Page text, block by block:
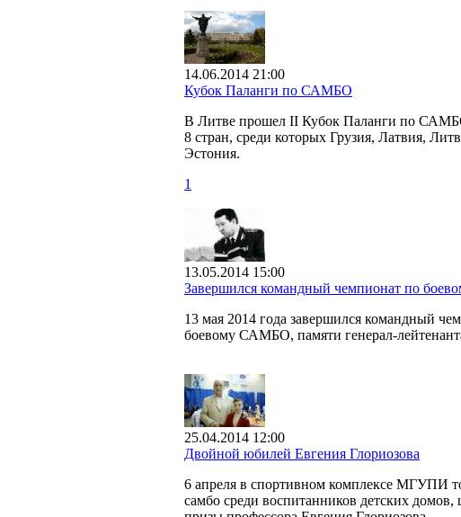
14.06.2014 21:00
Кубок Паланги по САМБО
В Литве прошел II Кубок Паланги по
8 стран, среди которых Грузия, Латвия,
Эстония.
1
13.05.2014 15:00
Завершился командный чемпионат по
13 мая 2014 года завершился командный
боевому САМБО, памяти генерал-
25.04.2014 12:00
Двойной юбилей Евгения Глориозова
6 апреля в спортивном комплексе МГУПИ
самбо среди воспитанников детских